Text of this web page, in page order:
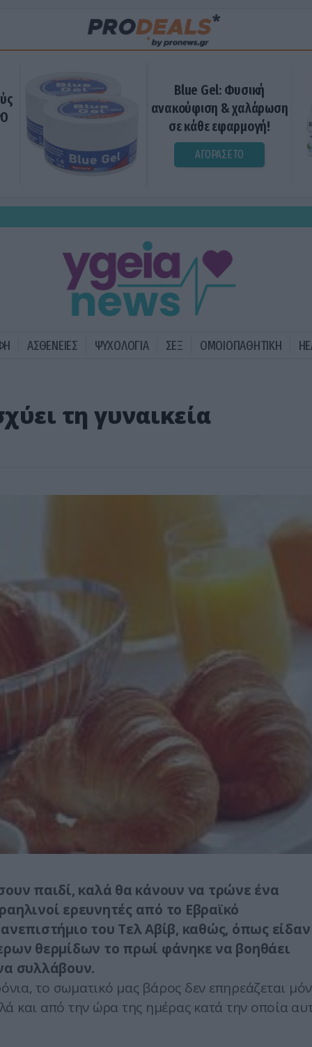
Blue Gel: Φυσική
ανακούφιση & χαλάρωση
σε κάθε εφαρμογή!
ΑΓΟΡΑΣΕ ΤΟ
ΑΣΘΕΝΕΙΕΣ ΨΥΧΟΛΟΓΙΑ ΣΕΞ ΟΜΟΙΟΠΑΘΗΤΙΚΗ
τη γυναικεία
παιδί, καλά θα κάνουν να τρώνε ένα
ερευνητές από το Εβραϊκό
του Τελ Αβίβ, καθώς, όπως είδαν
θερμίδων το πρωί φάνηκε να βοηθάει
συλλάβουν.
το σωματικό μας βάρος δεν επηρεάζεται
και από την ώρα της ημέρας κατά την οποία